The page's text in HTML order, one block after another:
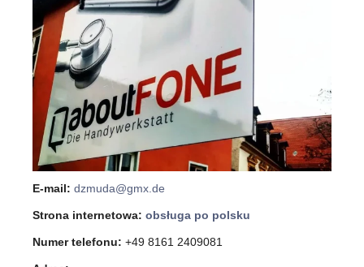
E-mail: dzmuda@gmx.de
Strona internetowa: obsługa po polsku
Numer telefonu: +49 8161 2409081